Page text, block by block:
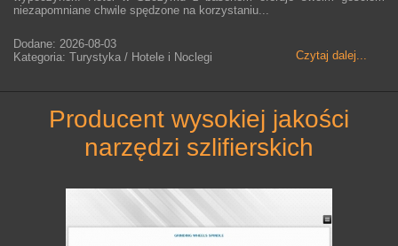
niezapomniane chwile spędzone na korzystaniu...
Czytaj dalej...
Dodane: 2026-08-03
Kategoria: Turystyka / Hotele i Noclegi
producent wysokiej jakości
narzędzi szlifierskich